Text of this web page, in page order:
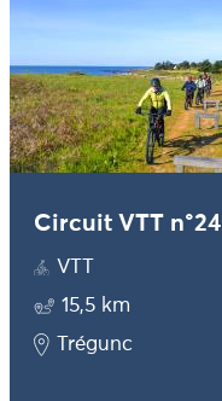
Circuit VTT n°24
VTT
15,5 km
Trégunc